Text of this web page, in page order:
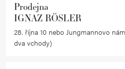
Prodejna
IGNAZ RÖSLER
28. října 10 nebo Jungmannovo
dva vchody)